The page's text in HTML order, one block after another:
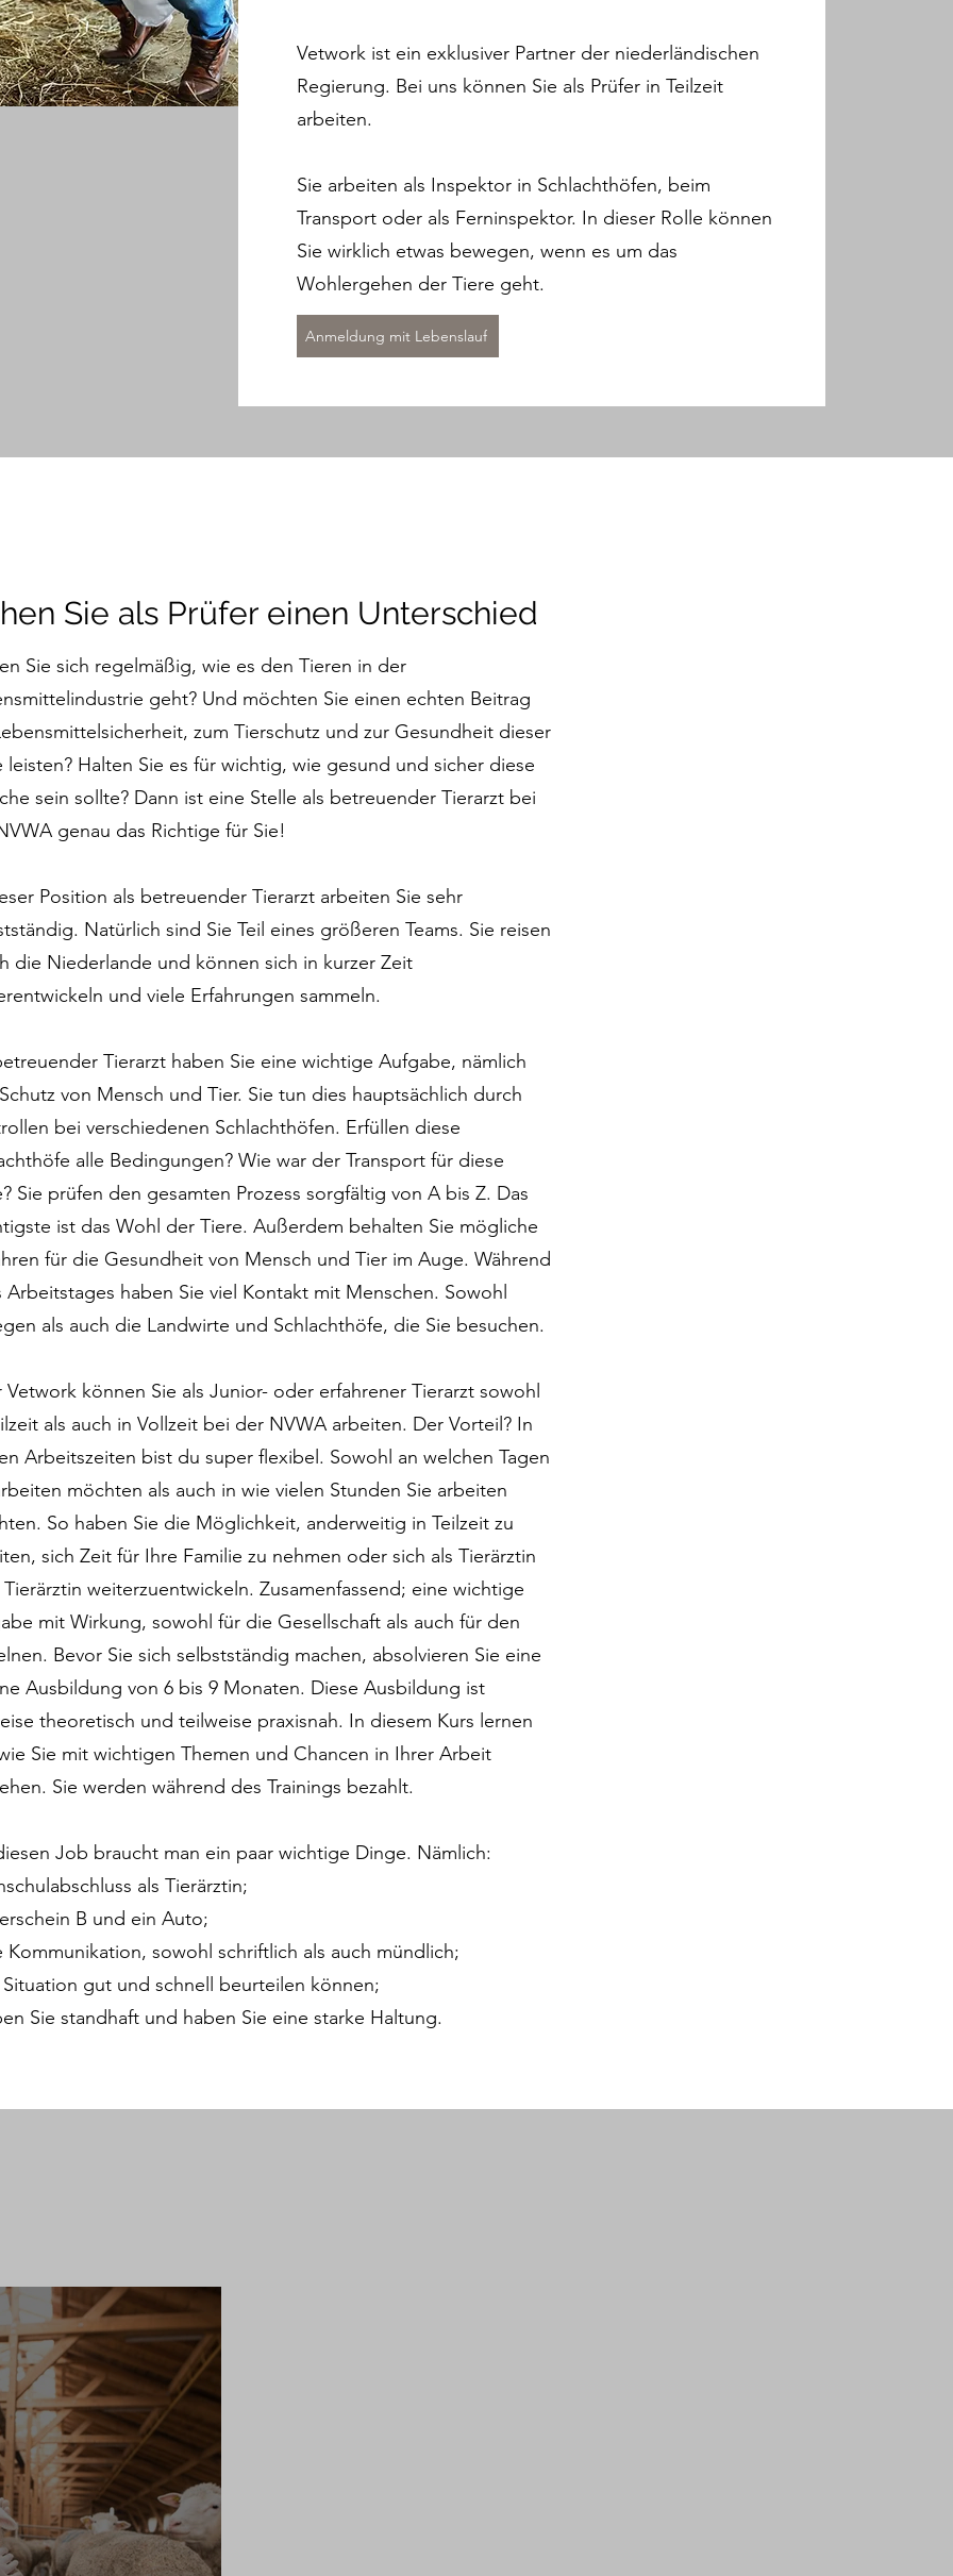
Vetwork ist ein exklusiver Partner der niederländischen
Regierung. Bei uns können Sie als Prüfer in Teilzeit
arbeiten.
Sie arbeiten als Inspektor in Schlachthöfen, beim
Transport oder als Ferninspektor. In dieser Rolle können
Sie wirklich etwas bewegen, wenn es um das
Wohlergehen der Tiere geht.
Anmeldung mit Lebenslauf
Sie als Prüfer einen Unterschied
Sie sich regelmäßig, wie es den Tieren in der
geht? Und möchten Sie einen echten Beitrag
zum Tierschutz und zur Gesundheit dieser
leisten? Halten Sie es für wichtig, wie gesund und sicher diese
sein sollte? Dann ist eine Stelle als betreuender Tierarzt bei
genau das Richtige für Sie!
Position als betreuender Tierarzt arbeiten Sie sehr
Natürlich sind Sie Teil eines größeren Teams. Sie reisen
die Niederlande und können sich in kurzer Zeit
und viele Erfahrungen sammeln.
Tierarzt haben Sie eine wichtige Aufgabe, nämlich
von Mensch und Tier. Sie tun dies hauptsächlich durch
bei verschiedenen Schlachthöfen. Erfüllen diese
alle Bedingungen? Wie war der Transport für diese
Sie prüfen den gesamten Prozess sorgfältig von A bis Z. Das
ist das Wohl der Tiere. Außerdem behalten Sie mögliche
für die Gesundheit von Mensch und Tier im Auge. Während
Arbeitstages haben Sie viel Kontakt mit Menschen. Sowohl
als auch die Landwirte und Schlachthöfe, die Sie besuchen.
Vetwork können Sie als Junior- oder erfahrener Tierarzt sowohl
als auch in Vollzeit bei der NVWA arbeiten. Der Vorteil? In
Arbeitszeiten bist du super flexibel. Sowohl an welchen Tagen
möchten als auch in wie vielen Stunden Sie arbeiten
So haben Sie die Möglichkeit, anderweitig in Teilzeit zu
sich Zeit für Ihre Familie zu nehmen oder sich als Tierärztin
Tierärztin weiterzuentwickeln. Zusamenfassend; eine wichtige
mit Wirkung, sowohl für die Gesellschaft als auch für den
Bevor Sie sich selbstständig machen, absolvieren Sie eine
Ausbildung von 6 bis 9 Monaten. Diese Ausbildung ist
theoretisch und teilweise praxisnah. In diesem Kurs lernen
Sie mit wichtigen Themen und Chancen in Ihrer Arbeit
Sie werden während des Trainings bezahlt.
Job braucht man ein paar wichtige Dinge. Nämlich:
als Tierärztin;
B und ein Auto;
Kommunikation, sowohl schriftlich als auch mündlich;
Situation gut und schnell beurteilen können;
Sie standhaft und haben Sie eine starke Haltung.